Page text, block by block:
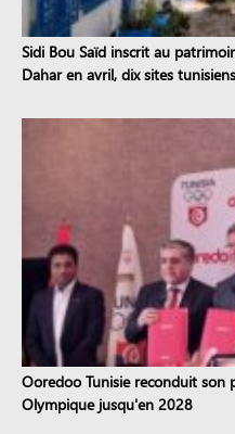
Sidi Bou Saïd inscrit au
Dahar en avril, dix sites
Ooredoo Tunisie reconduit son
Olympique jusqu'en 2028